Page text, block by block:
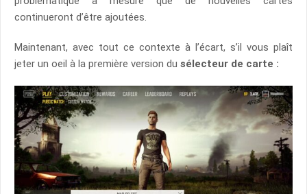
continueront d’être ajoutées.
Maintenant, avec tout ce contexte à l’écart, s’il vous plaît
jeter un oeil à la première version du sélecteur de carte :